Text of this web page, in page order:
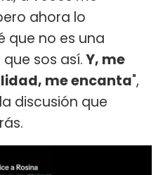
ahora lo
que no es una
sos así.Y, me
me encanta",
discusión que